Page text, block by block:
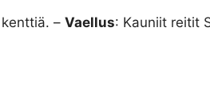
– Vaellus: Kauniit reitit